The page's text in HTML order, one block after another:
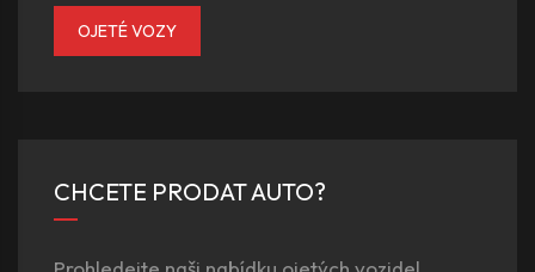
OJETÉ VOZY
CHCETE PRODAT AUTO?